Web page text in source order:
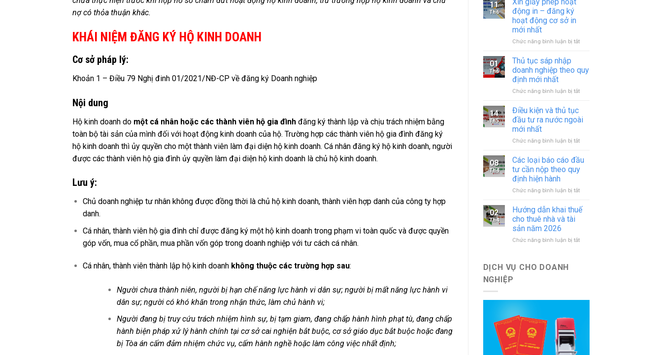
nợ có thỏa thuận khác.
KHÁI NIỆM ĐĂNG KÝ HỘ KINH DOANH
Cơ sở pháp lý:
Khoản 1 – Điều 79 Nghị đinh 01/2021/NĐ-CP về đăng ký Doanh nghiệp
Nội dung
Hộ kinh doanh do một cá nhân hoặc các thành viên hộ gia đình đăng ký thành lập và chịu trách nhiệm bằng
toàn bộ tài sản của mình đối với hoạt động kinh doanh của hộ. Trường hợp các thành viên hộ gia đình đăng ký
hộ kinh doanh thì ủy quyền cho một thành viên làm đại diện hộ kinh doanh. Cá nhân đăng ký hộ kinh doanh, người
được các thành viên hộ gia đình ủy quyền làm đại diện hộ kinh doanh là chủ hộ kinh doanh.
Lưu ý:
Chủ doanh nghiệp tư nhân không được đồng thời là chủ hộ kinh doanh, thành viên hợp danh của công ty hợp
danh.
Cá nhân, thành viên hộ gia đình chỉ được đăng ký một hộ kinh doanh trong phạm vi toàn quốc và được quyền
góp vốn, mua cổ phần, mua phần vốn góp trong doanh nghiệp với tư cách cá nhân.
Cá nhân, thành viên thành lập hộ kinh doanh không thuộc các trường hợp sau:
Người chưa thành niên, người bị hạn chế năng lực hành vi dân sự; người bị mất năng lực hành vi
dân sự; người có khó khăn trong nhận thức, làm chủ hành vi;
Người đang bị truy cứu trách nhiệm hình sự, bị tạm giam, đang chấp hành hình phạt tù, đang chấp
hành biện pháp xử lý hành chính tại cơ sở cai nghiện bắt buộc, cơ sở giáo dục bắt buộc hoặc đang
bị Tòa án cấm đảm nhiệm chức vụ, cấm hành nghề hoặc làm công việc nhất định;
11
Th6
động in – đăng ký
hoạt động cơ sở in
mới nhất
Chức năng bình luận bị tắtở
hoạt
in
ký
hoạt
cơ
in
mới
01
Th6
Thủ tục sáp nhập
doanh nghiệp theo quy
định mới nhất
Chức năng bình luận bị tắtở
sáp
nhập
nghiệp
quy
14
Th5
Điều kiện và thủ tục
đầu tư ra nước ngoài
mới nhất
Chức năng bình luận bị tắtở
kiện
đầu
ra
nhất
08
Th4
Các loại báo cáo đầu
tư cần nộp theo quy
định hiện hành
Chức năng bình luận bị tắtở
loại
báo
tư
hành
02
Th4
Hướng dẫn khai thuế
cho thuê nhà và tài
sản năm 2026
Chức năng bình luận bị tắtở
DỊCH VỤ CHO DOANH
NGHIỆP